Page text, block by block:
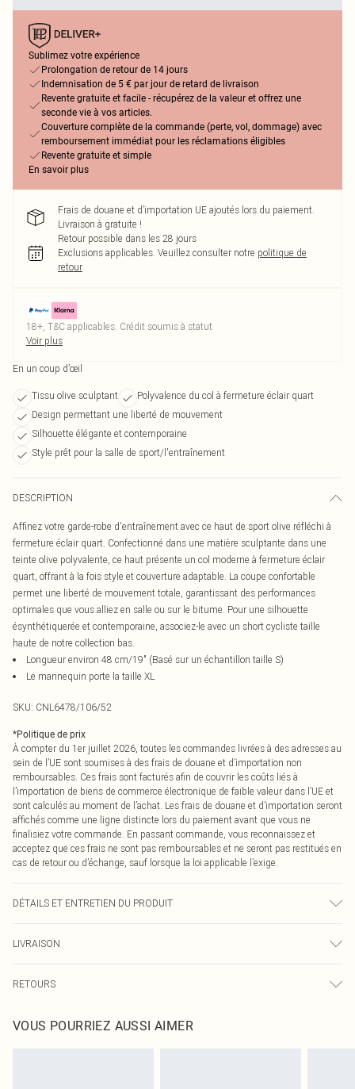
Sublimez votre expérience
Prolongation de retour de 14 jours
Indemnisation de 5 € par jour de retard de livraison
Revente gratuite et facile - récupérez de la valeur et offrez une
seconde vie à vos articles.
Couverture complète de la commande (perte, vol, dommage) avec
remboursement immédiat pour les réclamations éligibles
Revente gratuite et simple
En savoir plus
Frais de douane et d’importation UE ajoutés lors du paiement.
Livraison à gratuite !
Retour possible dans les 28 jours
Exclusions applicables. Veuillez consulter notre politique de
retour
18+, T&C applicables. Crédit soumis à statut
Voir plus
En un coup d’œil
Tissu olive sculptant
Polyvalence du col à fermeture éclair quart
Design permettant une liberté de mouvement
Silhouette élégante et contemporaine
Style prêt pour la salle de sport/l'entraînement
DESCRIPTION
Affinez votre garde-robe d'entraînement avec ce haut de sport olive réfléchi à
fermeture éclair quart. Confectionné dans une matière sculptante dans une
teinte olive polyvalente, ce haut présente un col moderne à fermeture éclair
quart, offrant à la fois style et couverture adaptable. La coupe confortable
permet une liberté de mouvement totale, garantissant des performances
optimales que vous alliez en salle ou sur le bitume. Pour une silhouette
ésynthétiquerée et contemporaine, associez-le avec un short cycliste taille
haute de notre collection bas.
Longueur environ 48 cm/19" (Basé sur un échantillon taille S)
Le mannequin porte la taille XL
SKU: CNL6478/106/52
*Politique de prix
À compter du 1er juillet 2026, toutes les commandes livrées à des adresses au
sein de l’UE sont soumises à des frais de douane et d’importation non
remboursables. Ces frais sont facturés afin de couvrir les coûts liés à
l’importation de biens de commerce électronique de faible valeur dans l’UE et
sont calculés au moment de l’achat. Les frais de douane et d’importation seront
affichés comme une ligne distincte lors du paiement avant que vous ne
finalisiez votre commande. En passant commande, vous reconnaissez et
acceptez que ces frais ne sont pas remboursables et ne seront pas restitués en
cas de retour ou d’échange, sauf lorsque la loi applicable l’exige.
DÉTAILS ET ENTRETIEN DU PRODUIT
la couleur peut déteindre.
LIVRAISON
Livraison express France
Jusqu'à 2-3 jours ouvrables
RETOURS
pour nous retourner un article.
VOUS POURRIEZ AUSSI AIMER